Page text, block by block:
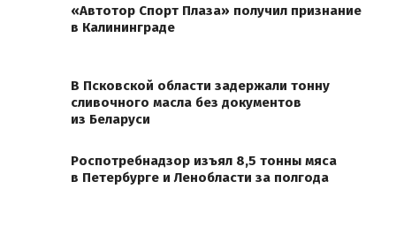
«Автотор Спорт Плаза» получил признание
в Калининграде
В Псковской области задержали тонну
сливочного масла без документов
из Беларуси
Роспотребнадзор изъял 8,5 тонны мяса
в Петербурге и Ленобласти за полгода